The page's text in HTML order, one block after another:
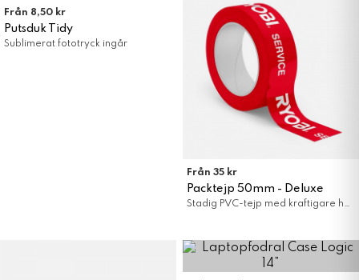
Från 8,50 kr
Putsduk Tidy
Sublimerat fototryck ingår
Från 35 kr
Packtejp 50mm - Deluxe
Stadig PVC-tejp med kraftigare häftämne